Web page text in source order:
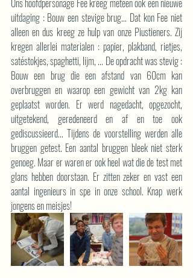
Ons hoofdpersonage Fee kreeg meteen ook een nieuwe
uitdaging : Bouw een stevige brug... Dat kon Fee niet
alleen en dus kreeg ze hulp van onze Piustieners. Zij
kregen allerlei materialen : papier, plakband, rietjes,
satéstokjes, spaghetti, lijm, ... De opdracht was stevig :
Bouw een brug die een afstand van 60cm kan
overbruggen en waarop een gewicht van 2kg kan
geplaatst worden. Er werd nagedacht, opgezocht,
uitgetekend, geredeneerd en af en toe ook
gediscussieerd... Tijdens de voorstelling werden alle
bruggen getest. Een aantal bruggen bleek niet sterk
genoeg. Maar er waren er ook heel wat die de test met
glans hebben doorstaan. Er zitten zeker en vast een
aantal ingenieurs in spe in onze school. Knap werk
jongens en meisjes!